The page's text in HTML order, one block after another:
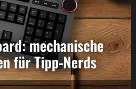
mechanische
für Tipp-Nerds